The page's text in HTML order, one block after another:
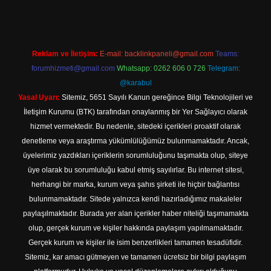
Reklam ve İletişim: E-mail: backlinkpaneli@gmail.com Teams:
forumhizmeti@gmail.com Whatsapp: 0262 606 0 726 Telegram:
@karabul
Yasal Uyarı: Sitemiz, 5651 Sayılı Kanun gereğince Bilgi Teknolojileri ve
İletişim Kurumu (BTK) tarafından onaylanmış bir Yer Sağlayıcı olarak
hizmet vermektedir. Bu nedenle, sitedeki içerikleri proaktif olarak
denetleme veya araştırma yükümlülüğümüz bulunmamaktadır. Ancak,
üyelerimiz yazdıkları içeriklerin sorumluluğunu taşımakta olup, siteye
üye olarak bu sorumluluğu kabul etmiş sayılırlar. Bu internet sitesi,
herhangi bir marka, kurum veya şahıs şirketi ile hiçbir bağlantısı
bulunmamaktadır. Sitede yalnızca kendi hazırladığımız makaleler
paylaşılmaktadır. Burada yer alan içerikler haber niteliği taşımamakta
olup, gerçek kurum ve kişiler hakkında paylaşım yapılmamaktadır.
Gerçek kurum ve kişiler ile isim benzerlikleri tamamen tesadüfidir.
Sitemiz, kar amacı gütmeyen ve tamamen ücretsiz bir bilgi paylaşım